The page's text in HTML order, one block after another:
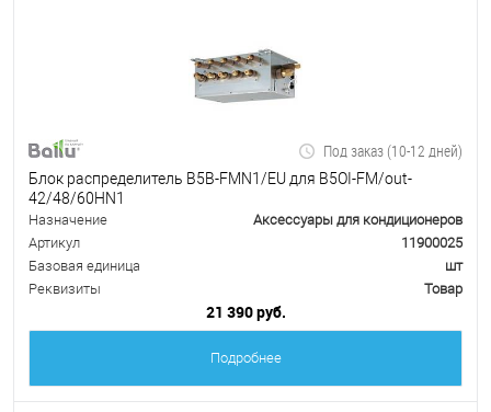
Под заказ (10-12 дней)
Блок распределитель B5B-FMN1/EU для B5OI-FM/out-
42/48/60HN1
Назначение
Аксессуары для кондиционеров
Артикул
11900025
Базовая единица
шт
Реквизиты
Товар
21 390 руб.
Подробнее